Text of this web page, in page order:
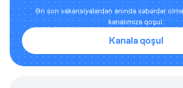
Ən son vakansiyalardan anında xəbərdar
kanalımıza qoşul.
Kanala qoşul